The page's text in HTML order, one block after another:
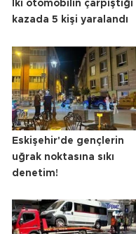
İki otomobilin çarpıştığı
kazada 5 kişi yaralandı
Eskişehir'de gençlerin
uğrak noktasına sıkı
denetim!